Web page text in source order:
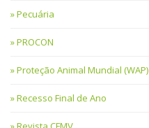
Pecuária
PROCON
Proteção Animal Mundial (WAP)
Recesso Final de Ano